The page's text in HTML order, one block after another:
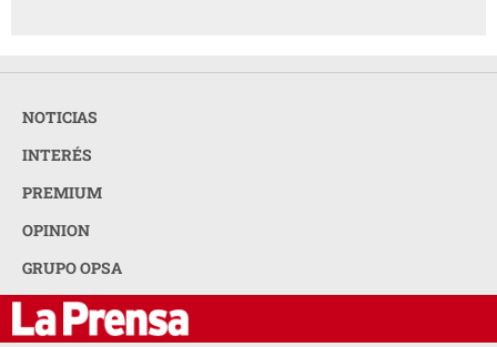
NOTICIAS
INTERÉS
PREMIUM
OPINION
GRUPO OPSA